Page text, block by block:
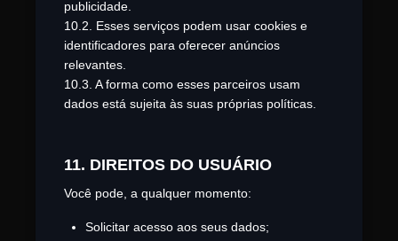
publicidade.
10.2. Esses serviços podem usar cookies e
identificadores para oferecer anúncios
relevantes.
10.3. A forma como esses parceiros usam
dados está sujeita às suas próprias políticas.
11. DIREITOS DO USUÁRIO
Você pode, a qualquer momento:
Solicitar acesso aos seus dados;